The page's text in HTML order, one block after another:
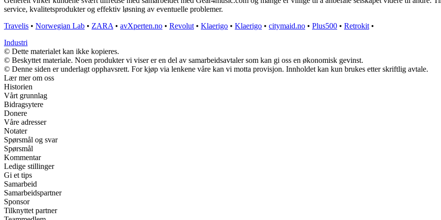
service, kvalitetsprodukter og effektiv løsning av eventuelle problemer.
Travelis • Norwegian Lab • ZARA • avXperten.no • Revolut • Klaerigo • Klaerigo • citymaid.no • Plus500 • Retrokit •
Industri
© Dette materialet kan ikke kopieres.
© Beskyttet materiale. Noen produkter vi viser er en del av samarbeidsavtaler som kan gi oss en økonomisk gevinst.
© Denne siden er underlagt opphavsrett. For kjøp via lenkene våre kan vi motta provisjon. Innholdet kan kun brukes etter skriftlig avtale.
Lær mer om oss
Historien
Vårt grunnlag
Bidragsytere
Donere
Våre adresser
Notater
Spørsmål og svar
Spørsmål
Kommentar
Ledige stillinger
Gi et tips
Samarbeid
Samarbeidspartner
Sponsor
Tilknyttet partner